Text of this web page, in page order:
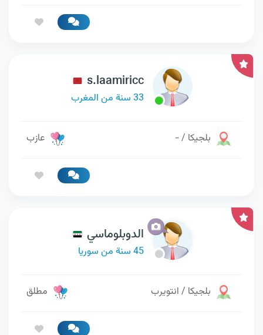
s.laamiricc
33 سنة من المغرب
بلجيكا / - عازب
الدوبلوماسي
45 سنة من سوريا
بلجيكا / انتويرب مطلق